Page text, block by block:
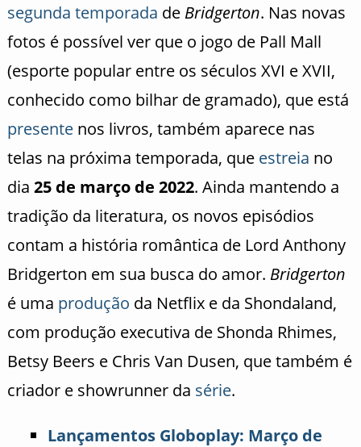
segunda temporada de Bridgerton. Nas novas
fotos é possível ver que o jogo de Pall Mall
(esporte popular entre os séculos XVI e XVII,
conhecido como bilhar de gramado), que está
presentenos livros, também aparece nas
telas na próxima temporada, que estreia no
dia 25 de março de 2022. Ainda mantendo a
tradição da literatura, os novos episódios
contam a história romântica de Lord Anthony
Bridgerton em sua busca do amor. Bridgerton
é uma produção da Netflix e da Shondaland,
com produção executiva de Shonda Rhimes,
Betsy Beers e Chris Van Dusen, que também é
criador e showrunner da série.
Lançamentos Globoplay: Março de